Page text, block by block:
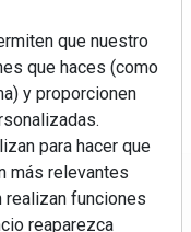
contenidos
que nuestro
que haces (como
y proporcionen
para hacer que
más relevantes
realizan funciones
reaparezca